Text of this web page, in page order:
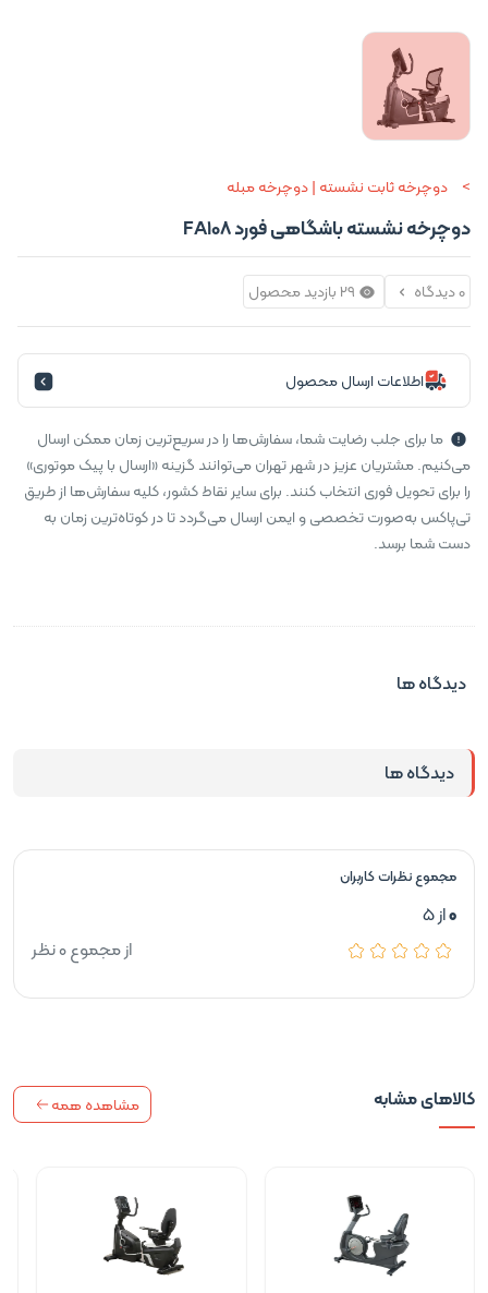
دوچرخه ثابت نشسته | دوچرخه مبله
دوچرخه نشسته باشگاهی فورد FA108
0 دیدگاه 29 بازدید محصول
اطلاعات ارسال محصول
ما برای جلب رضایت شما، سفارش‌ها را در سریع‌ترین زمان ممکن ارسال
می‌کنیم. مشتریان عزیز در شهر تهران می‌توانند گزینه «ارسال با پیک موتوری»
را برای تحویل فوری انتخاب کنند. برای سایر نقاط کشور، کلیه سفارش‌ها از طریق
تی‌پاکس به‌صورت تخصصی و ایمن ارسال می‌گردد تا در کوتاه‌ترین زمان به
دست شما برسد.
دیدگاه ها
کالاهای مشابه مشاهده همه
دیدگاه ها
مجموع نظرات کاربران
0از 5
از مجموع 0 نظر